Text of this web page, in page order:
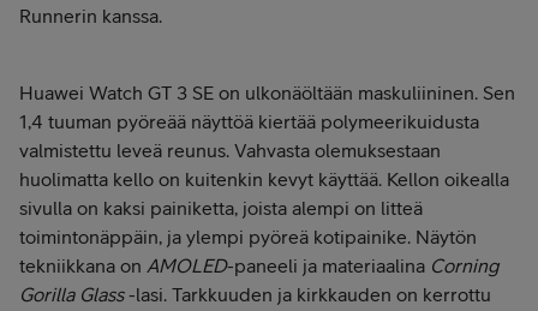
Runnerin kanssa.
Huawei Watch GT 3 SE on ulkonäöltään maskuliininen. Sen
1,4 tuuman pyöreää näyttöä kiertää polymeerikuidusta
valmistettu leveä reunus. Vahvasta olemuksestaan
huolimatta kello on kuitenkin kevyt käyttää. Kellon oikealla
sivulla on kaksi painiketta, joista alempi on litteä
toimintonäppäin, ja ylempi pyöreä kotipainike. Näytön
tekniikkana on AMOLED-paneeli ja materiaalina Corning
Gorilla Glass-lasi. Tarkkuuden ja kirkkauden on kerrottu